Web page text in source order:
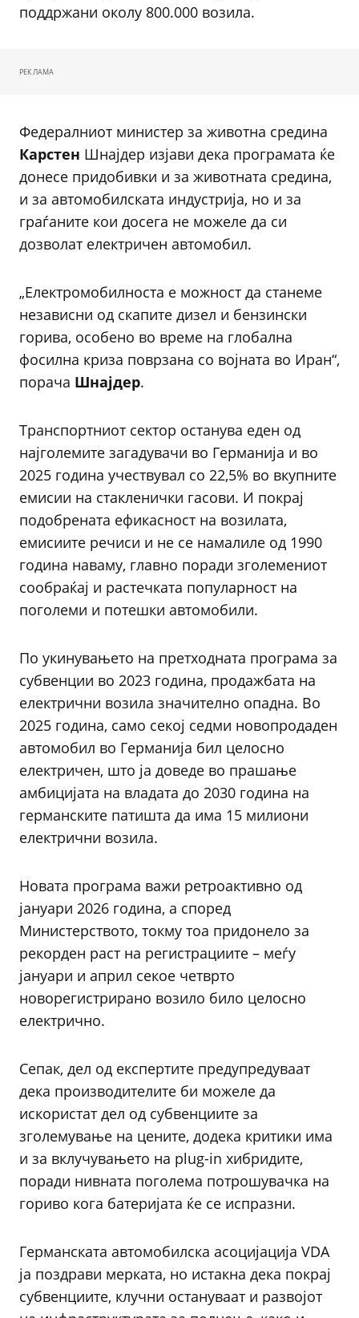
поддржани околу 800.000 возила.
РЕКЛАМА
Федералниот министер за животна средина
Карстен Шнајдер изјави дека програмата ќе
донесе придобивки и за животната средина,
и за автомобилската индустрија, но и за
граѓаните кои досега не можеле да си
дозволат електричен автомобил.
„Електромобилноста е можност да станеме
независни од скапите дизел и бензински
горива, особено во време на глобална
фосилна криза поврзана со војната во Иран“,
порача Шнајдер.
Транспортниот сектор останува еден од
најголемите загадувачи во Германија и во
2025 година учествувал со 22,5% во вкупните
емисии на стакленички гасови. И покрај
подобрената ефикасност на возилата,
емисиите речиси и не се намалиле од 1990
година наваму, главно поради зголемениот
сообраќај и растечката популарност на
поголеми и потешки автомобили.
По укинувањето на претходната програма за
субвенции во 2023 година, продажбата на
електрични возила значително опадна. Во
2025 година, само секој седми новопродаден
автомобил во Германија бил целосно
електричен, што ја доведе во прашање
амбицијата на владата до 2030 година на
германските патишта да има 15 милиони
електрични возила.
Новата програма важи ретроактивно од
јануари 2026 година, а според
Министерството, токму тоа придонело за
рекорден раст на регистрациите – меѓу
јануари и април секое четврто
новорегистрирано возило било целосно
електрично.
Сепак, дел од експертите предупредуваат
дека производителите би можеле да
искористат дел од субвенциите за
зголемување на цените, додека критики има
и за вклучувањето на plug-in хибридите,
поради нивната поголема потрошувачка на
гориво кога батеријата ќе се испразни.
Германската автомобилска асоцијација VDA
ја поздрави мерката, но истакна дека покрај
субвенциите, клучни остануваат и развојот